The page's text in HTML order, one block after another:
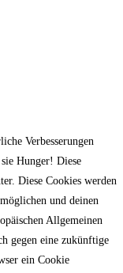
Verbesserungen
Hunger! Diese
Diese Cookies werden
und deinen
Allgemeinen
gegen eine zukünftige
ein Cookie